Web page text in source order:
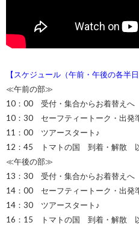
【スケジュール（午前・午後の各半
≪午前の部≫
10：00 受付・集合からお着替えへ
10：30 セーフティートーク・出発
11：00 ツアースタート♪
12：45 トマトの国 到着・解散
≪午後の部≫
13：30 受付・集合からお着替えへ
14：00 セーフティートーク・出発
14：30 ツアースタート♪
16：15 トマトの国 到着・解散